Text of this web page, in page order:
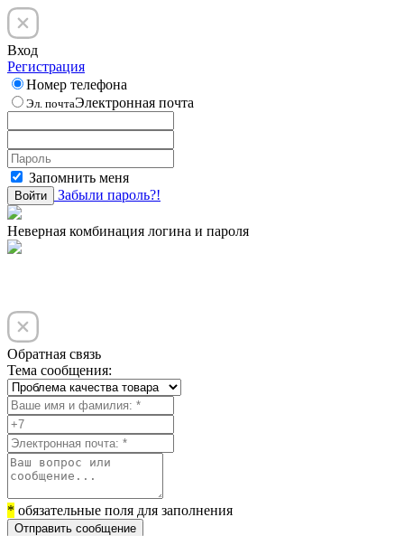
Вход
Регистрация
Номер телефона
Эл. почтаЭлектронная почта
Запомнить меня
Войти Забыли пароль?!
Неверная комбинация логина и пароля
Обратная связь
Тема сообщения:
* обязательные поля для заполнения
Отправить сообщение